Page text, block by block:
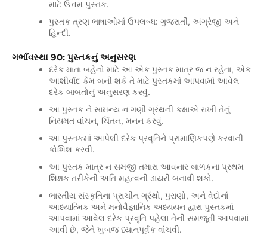
માટે ઉત્તમ પુસ્તક.
પુસ્તક ત્રણ ભાષાઓમાં ઉપલબ્ધ: ગુજરાતી, અંગ્રેજી અને
હિન્દી.
ગર્ભાવસ્થા 90: પુસ્તકનું અનુસરણ
દરેક માતા બહેનો માટે આ એક પુસ્તક માત્ર જ ન રહેતા, એક
આશીર્વાદ કેમ બની શકે તે માટે પુસ્તકમાં આપવામાં આવેલ
દરેક બાબતોનું અનુસરણ કરવું.
આ પુસ્તક ને સામન્ય ન ગણી ગ્રંથની કક્ષાએ રાખી તેનું
નિયમત વાંચન, ચિંતન, મનન કરવું.
આ પુસ્તકમાં આપેલી દરેક પ્રવૃતિને પ્રામાણિકપણે કરવાની
કોશિશ કરવી.
આ પુસ્તક માત્ર ન સમજી તમારા આવનાર બાળકના પ્રથમ
શિક્ષક તરીકેની અતિ મહત્વની ડાયરી બનાવી શકો.
ભારતીય સંસ્કૃતિના પ્રાચીન ગ્રંથો, પુરાણો, અને વેદોનાં
આધ્યાત્મિક અને મનોવૈજ્ઞાનિક અધ્યયન દ્વારા પુસ્તકમાં
આપવામાં આવેલ દરેક પ્રવૃતિ પહેલા તેની સમજૂતી આપવામાં
આવી છે, જેને ખુબજ ધ્યાનપૂર્વક વાંચવી.